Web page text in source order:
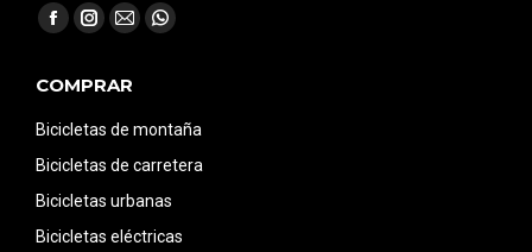
Encuéntranos en:
Facebook
opens
in
new
Instagram
opens
in
new
Mail
opens
in
Whatsapp
in
new
COMPRAR
Bicicletas de montaña
Bicicletas de carretera
Bicicletas urbanas
Bicicletas eléctricas